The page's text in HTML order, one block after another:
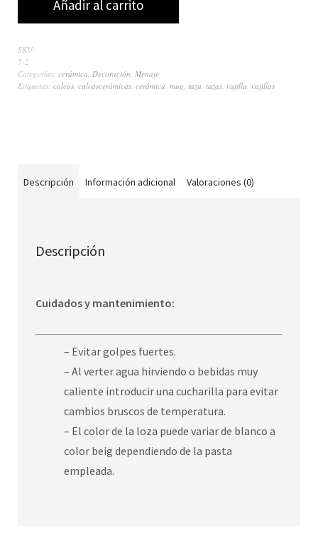
Añadir al carrito
SKU:
5-2
Categorías: cerámica Decoración Menaje
Etiquetas: calcas calcascerámicas cerámica mug taza tazas vajilla vajillas
Descripción Información adicional Valoraciones (0)
Descripción
Cuidados y mantenimiento:
– Evitar golpes fuertes.
– Al verter agua hirviendo o bebidas muy
caliente introducir una cucharilla para evitar
cambios bruscos de temperatura.
– El color de la loza puede variar de blanco a
color beig dependiendo de la pasta
empleada.